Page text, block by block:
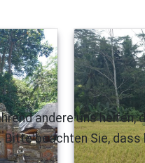
andere uns
beachten Sie,